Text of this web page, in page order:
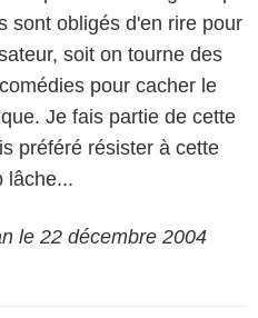
sont obligés d'en rire pour
soit on tourne des
pour cacher le
Je fais partie de cette
préféré résister à cette
lâche...
le 22 décembre 2004